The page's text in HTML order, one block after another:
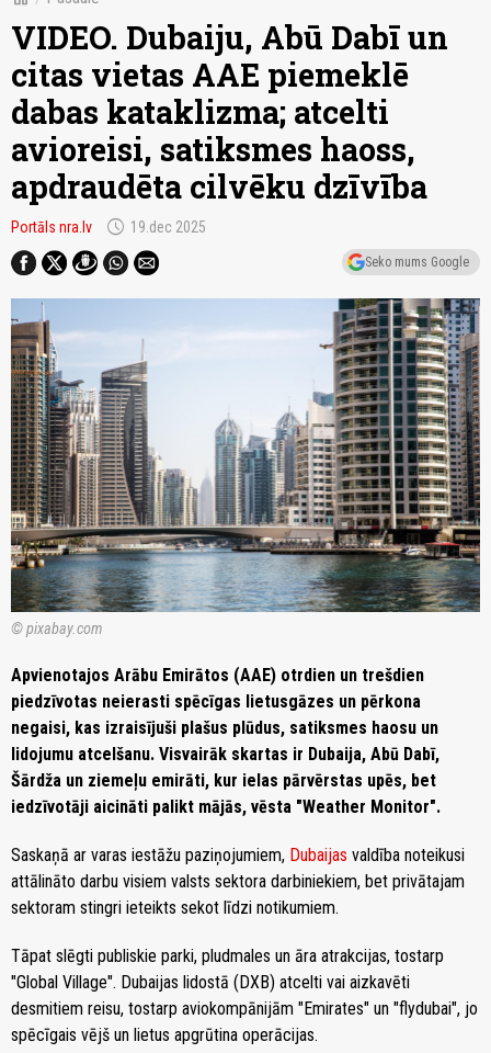
VIDEO. Dubaiju, Abū Dabī un
citas vietas AAE piemeklē
dabas kataklizma; atcelti
avioreisi, satiksmes haoss,
apdraudēta cilvēku dzīvība
Portāls nra.lv schedule 19.dec 2025
Seko mums Google
© pixabay.com
Apvienotajos Arābu Emirātos (AAE) otrdien un trešdien
piedzīvotas neierasti spēcīgas lietusgāzes un pērkona
negaisi, kas izraisījuši plašus plūdus, satiksmes haosu un
lidojumu atcelšanu. Visvairāk skartas ir Dubaija, Abū Dabī,
Šārdža un ziemeļu emirāti, kur ielas pārvērstas upēs, bet
iedzīvotāji aicināti palikt mājās, vēsta "Weather Monitor".
Saskaņā ar varas iestāžu paziņojumiem, Dubaijas valdība noteikusi
attālināto darbu visiem valsts sektora darbiniekiem, bet privātajam
sektoram stingri ieteikts sekot līdzi notikumiem.
Tāpat slēgti publiskie parki, pludmales un āra atrakcijas, tostarp
"Global Village". Dubaijas lidostā (DXB) atcelti vai aizkavēti
desmitiem reisu, tostarp aviokompānijām "Emirates" un "flydubai", jo
spēcīgais vējš un lietus apgrūtina operācijas.